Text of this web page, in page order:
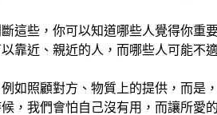
這些，你可以知道哪些人覺得你
靠近、親近的人，而哪些人可能
如照顧對方、物質上的提供，而
，我們會怕自己沒有用，而讓所